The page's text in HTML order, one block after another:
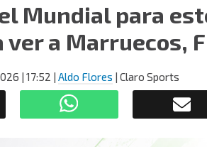
Mundial para
a Marruecos,
| 17:52 | Aldo Flores | Claro Sports